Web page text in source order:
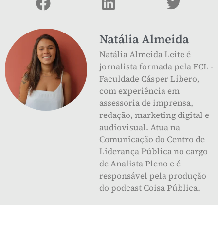
Natália Almeida
Natália Almeida Leite é
jornalista formada pela FCL -
Faculdade Cásper Líbero,
com experiência em
assessoria de imprensa,
redação, marketing digital e
audiovisual. Atua na
Comunicação do Centro de
Liderança Pública no cargo
de Analista Pleno e é
responsável pela produção
do podcast Coisa Pública.